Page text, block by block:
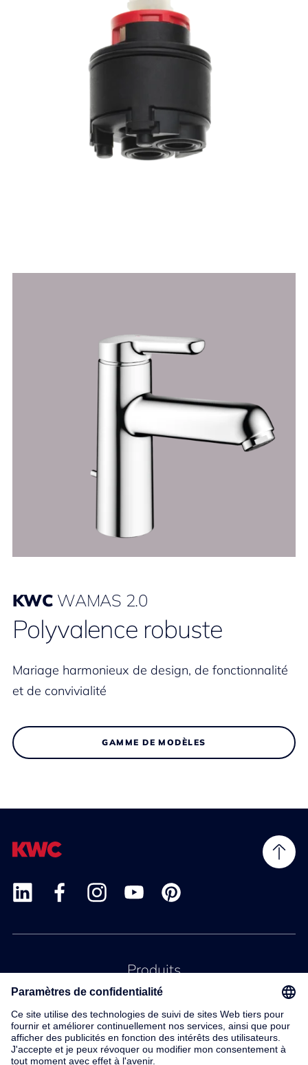
KWC WAMAS 2.0
Polyvalence robuste
Mariage harmonieux de design, de fonctionnalité
et de convivialité
GAMME DE MODÈLES
Produits
Service
Contact